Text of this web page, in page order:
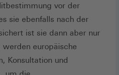
vor der
sie ebenfalls nach der
ist sie dann aber nur
europäische
Konsultation und